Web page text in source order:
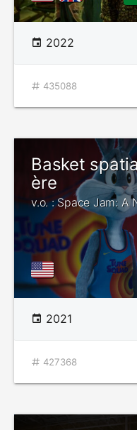
2022
435088
Basket
ère
v.o. : Space Jam: A
2021
427368